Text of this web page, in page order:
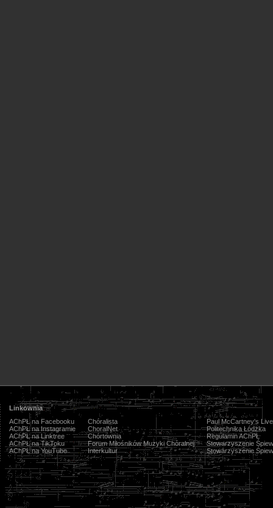
Linkownia
AChPŁ na Facebooku
AChPŁ na Instagramie
AChPŁ na Linktree
AChPŁ na TikToku
AChPŁ na YouTube
Chóralista
ChoralNet
Chórtownia
Forum Miłośników Muzyki Chóralnej
Interkultur
Paul McCartney's
Politechnika Łódzka
Regulamin AChPŁ
Stowarzyszenie
Stowarzyszenie